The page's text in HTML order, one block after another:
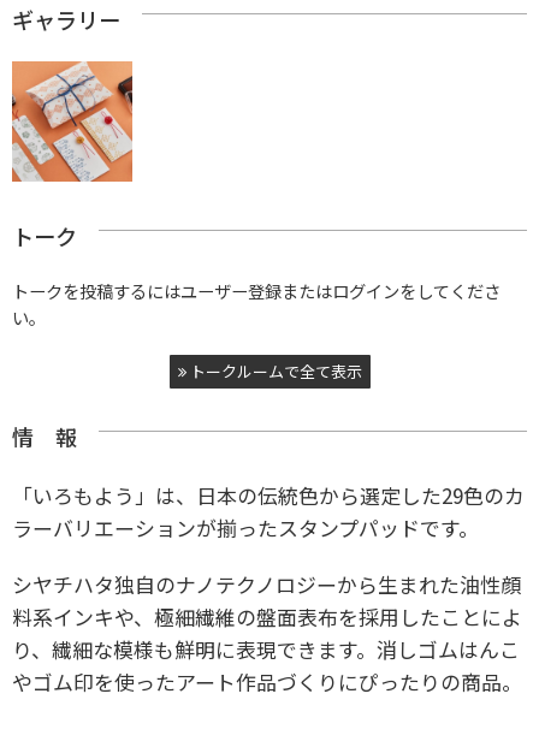
ギャラリー
トーク
トークを投稿するにはユーザー登録またはログインをしてくださ
い。
トークルームで全て表示
情 報
「いろもよう」は、日本の伝統色から選定した29色のカ
ラーバリエーションが揃ったスタンプパッドです。
シヤチハタ独自のナノテクノロジーから生まれた油性顔
料系インキや、極細繊維の盤面表布を採用したことによ
り、繊細な模様も鮮明に表現できます。消しゴムはんこ
やゴム印を使ったアート作品づくりにぴったりの商品。